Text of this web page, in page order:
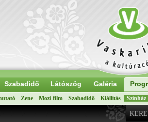
Szabadidő Látószög Galéria
Zene Mozi-film Szabadidő Kiállítás Színház